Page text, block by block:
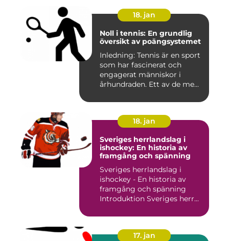
18. jan
Noll i tennis: En grundlig
översikt av poängsystemet
Inledning: Tennis är en sport
som har fascinerat och
engagerat människor i
århundraden. Ett av de me...
18. jan
Sveriges herrlandslag i
ishockey: En historia av
framgång och spänning
Sveriges herrlandslag i
ishockey - En historia av
framgång och spänning
Introduktion Sveriges herr...
17. jan